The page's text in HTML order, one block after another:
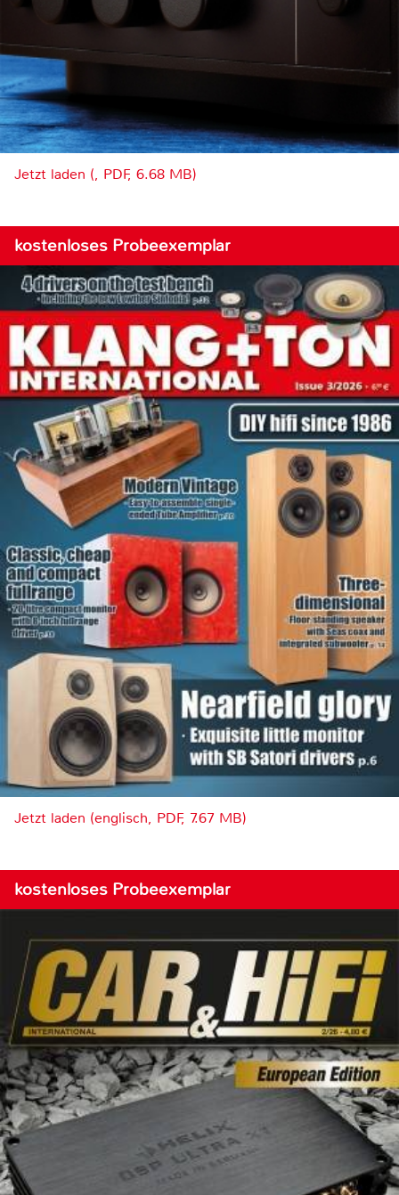
Jetzt laden (, PDF, 6.68 MB)
kostenloses Probeexemplar
Jetzt laden (englisch, PDF, 7.67 MB)
kostenloses Probeexemplar